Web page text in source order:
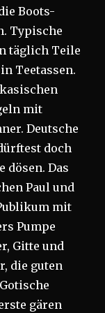
Boots-
Typische
täglich Teile
Teetassen.
mit
Deutsche
doch
dösen. Das
Paul und
mit
Pumpe
Gitte und
die guten
gären